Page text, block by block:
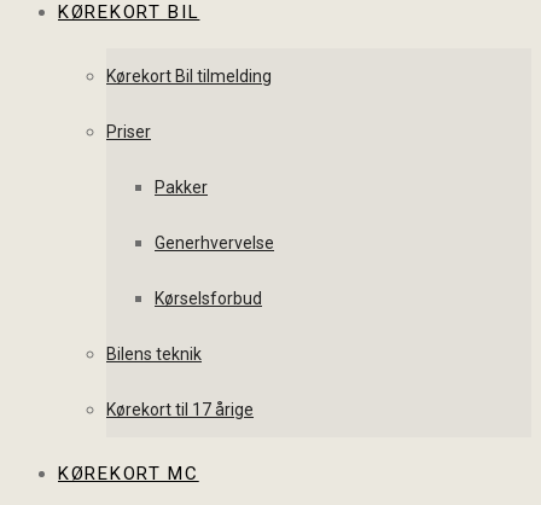
KØREKORT BIL
Kørekort Bil tilmelding
Priser
Pakker
Generhvervelse
Kørselsforbud
Bilens teknik
Kørekort til 17 årige
KØREKORT MC